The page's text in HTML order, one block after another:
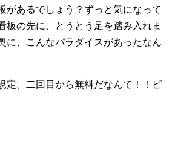
があるでしょう？ずっと気になって
板の先に、とうとう足を踏み入れま
に、こんなパラダイスがあったなん
。二回目から無料だなんて！！ビ